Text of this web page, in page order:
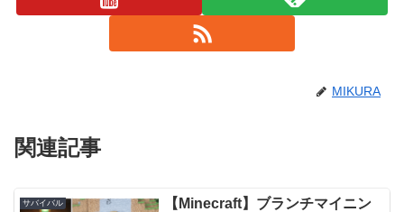
MIKURA
関連記事
サバイバル
【Minecraft】ブランチマイニン